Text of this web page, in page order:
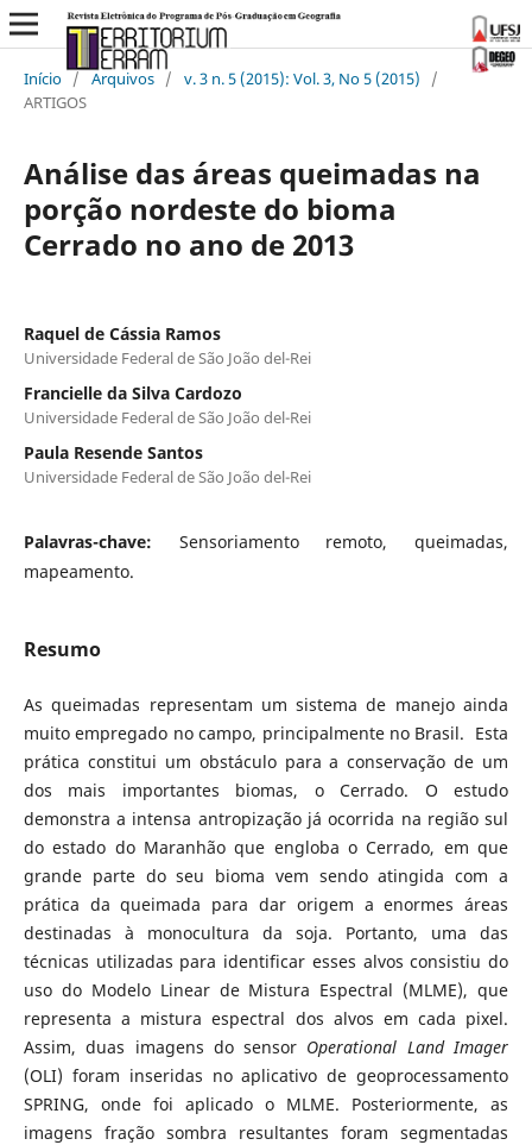
Início / Arquivos / v. 3 n. 5 (2015): Vol. 3, No 5 (2015)
/
ARTIGOS
Análise das áreas queimadas na
porção nordeste do bioma
Cerrado no ano de 2013
Raquel de Cássia Ramos
Universidade Federal de São João del-Rei
Francielle da Silva Cardozo
Universidade Federal de São João del-Rei
Paula Resende Santos
Universidade Federal de São João del-Rei
Palavras-chave: Sensoriamento remoto, queimadas,
mapeamento.
Resumo
As queimadas representam um sistema de manejo ainda
muito empregado no campo, principalmente no Brasil. Esta
prática constitui um obstáculo para a conservação de um
dos mais importantes biomas, o Cerrado. O estudo
demonstra a intensa antropização já ocorrida na região sul
do estado do Maranhão que engloba o Cerrado, em que
grande parte do seu bioma vem sendo atingida com a
prática da queimada para dar origem a enormes áreas
destinadas à monocultura da soja. Portanto, uma das
técnicas utilizadas para identificar esses alvos consistiu do
uso do Modelo Linear de Mistura Espectral (MLME), que
representa a mistura espectral dos alvos em cada pixel.
Assim, duas imagens do sensor Operational Land Imager
(OLI) foram inseridas no aplicativo de geoprocessamento
SPRING, onde foi aplicado o MLME. Posteriormente, as
imagens fração sombra resultantes foram segmentadas